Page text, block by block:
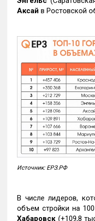
Аксай в Ростовской
Источник: ЕРЗ.РФ
В числе лидеров,
объем стройки на
Хабаровск (+109,8